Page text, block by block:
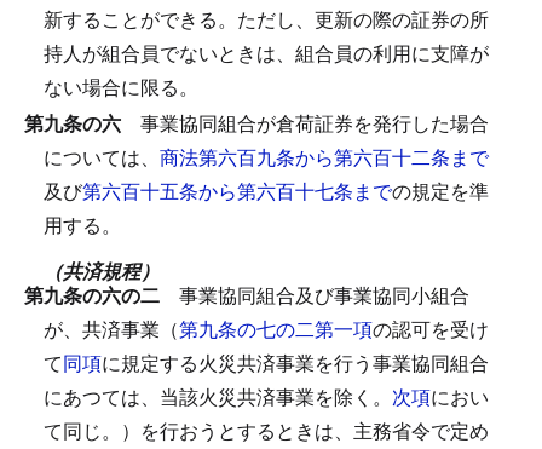
新することができる。 ただし、更新の際の証券の所
持人が組合員でないときは、組合員の利用に支障が
ない場合に限る。
第九条の六 事業協同組合が倉荷証券を発行した場合
については、 商法第六百九条から第六百十二条まで
及び第六百十五条から第六百十七条までの規定を準
用する。
（共済規程）
第九条の六の二 事業協同組合及び事業協同小組合
が、共済事業（第九条の七の二第一項の認可を受け
て同項に規定する火災共済事業を行う事業協同組合
にあつては、当該火災共済事業を除く。 次項におい
て同じ。）を行おうとするときは、主務省令で定め